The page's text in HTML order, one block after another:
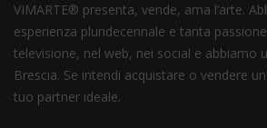
VIMARTE® presenta, vende, ama l’arte.
esperienza pluridecennale e tanta
televisione, nel web, nei social e abbiamo
Brescia. Se intendi acquistare o vendere
tuo partner ideale.